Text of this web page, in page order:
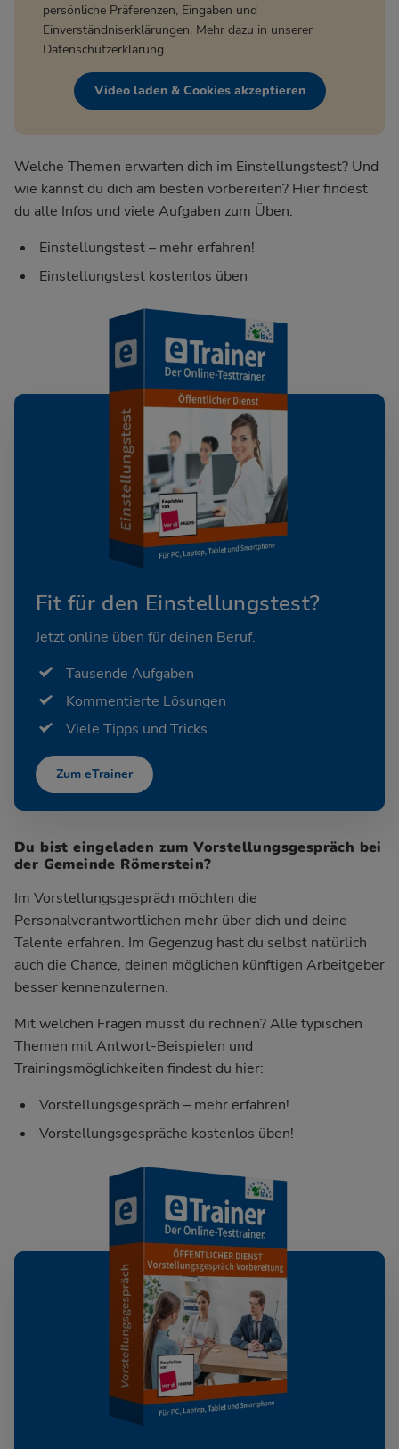
persönliche Präferenzen, Eingaben und
Einverständniserklärungen. Mehr dazu in unserer
Datenschutzerklärung.
Video laden & Cookies akzeptieren
Welche Themen erwarten dich im Einstellungstest? Und
wie kannst du dich am besten vorbereiten? Hier findest
du alle Infos und viele Aufgaben zum Üben:
Einstellungstest – mehr erfahren!
Einstellungstest kostenlos üben
Fit für den Einstellungstest?
Jetzt online üben für deinen Beruf.
Tausende Aufgaben
Kommentierte Lösungen
Viele Tipps und Tricks
Zum eTrainer
Du bist eingeladen zum Vorstellungsgespräch bei
der Gemeinde Römerstein?
Im Vorstellungsgespräch möchten die
Personalverantwortlichen mehr über dich und deine
Talente erfahren. Im Gegenzug hast du selbst natürlich
auch die Chance, deinen möglichen künftigen Arbeitgeber
besser kennenzulernen.
Mit welchen Fragen musst du rechnen? Alle typischen
Themen mit Antwort-Beispielen und
Trainingsmöglichkeiten findest du hier:
Vorstellungsgespräch – mehr erfahren!
Vorstellungsgespräche kostenlos üben!